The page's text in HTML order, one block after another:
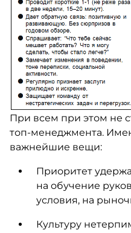
При всем при этом не
топ-менеджмента.
важнейшие вещи:
Приоритет
на обучение
условия, на
Культуру